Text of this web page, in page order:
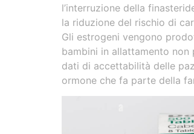
l’interruzione della
la riduzione del rischio di
Gli estrogeni vengono
bambini in allattamento
dati di accettabilità delle
ormone che fa parte della